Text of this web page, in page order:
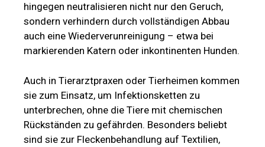
hingegen neutralisieren nicht nur den Geruch,
sondern verhindern durch vollständigen Abbau
auch eine Wiederverunreinigung – etwa bei
markierenden Katern oder inkontinenten Hunden.
Auch in Tierarztpraxen oder Tierheimen kommen
sie zum Einsatz, um Infektionsketten zu
unterbrechen, ohne die Tiere mit chemischen
Rückständen zu gefährden. Besonders beliebt
sind sie zur Fleckenbehandlung auf Textilien,